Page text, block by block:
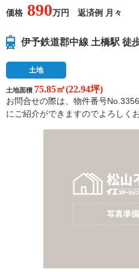
価格 890万円 返済例 月々
伊予鉄道郡中線 土橋駅 徒
土地
土地面積 75.85㎡(22.94坪)
お問合せの際は、物件番号
にご紹介ができますのでよろしく